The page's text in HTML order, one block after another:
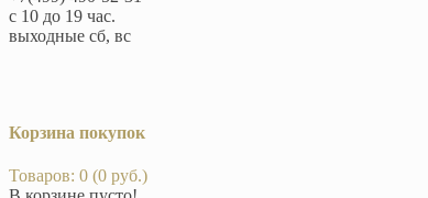
с 10 до 19 час.
выходные сб, вс
Корзина покупок
Товаров: 0 (0 руб.)